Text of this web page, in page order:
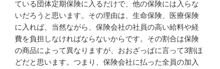
ている団体定期保険に入るだけで、他の保険には入らな
いだろうと思います。その理由は、生命保険、医療保険
に入れば、当然ながら、保険会社の社員の高い給料や経
費を負担しなければならないからです。その割合は保険
の商品によって異なりますが、おおざっぱに言って3割ほ
どだと思います。つまり、保険会社に払った全員の加入